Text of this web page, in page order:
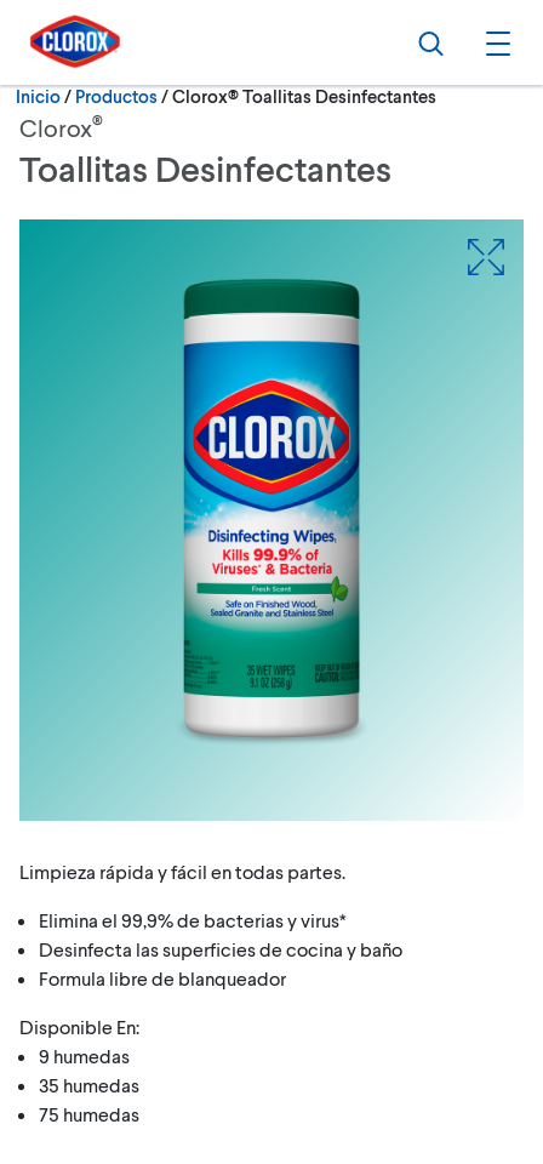
Ir al Menú principal
Ir a Contenido
Ir al Pie de página
Buscar
Inicio/ Productos Actualmente:
Clorox® Toallitas Desinfectantes
Clorox®
Toallitas Desinfectantes
Limpieza rápida y fácil en todas partes.
Elimina el 99,9% de bacterias y virus*
Desinfecta las superficies de cocina y baño
Formula libre de blanqueador
Disponible En:
9 humedas
35 humedas
75 humedas